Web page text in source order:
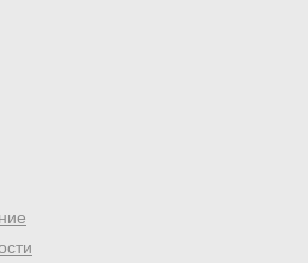
−5%
Оставь почту и получи
бронирование!